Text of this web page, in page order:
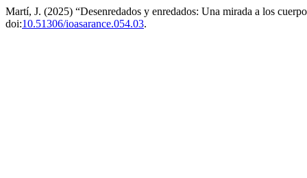
Martí, J. (2025) “Desenredados y enredados: Una mirada a los
doi:10.51306/ioasarance.054.03.